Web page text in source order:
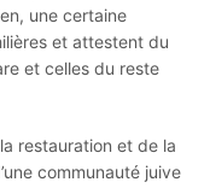
une certaine
et attestent du
et celles du reste
restauration et de la
communauté juive